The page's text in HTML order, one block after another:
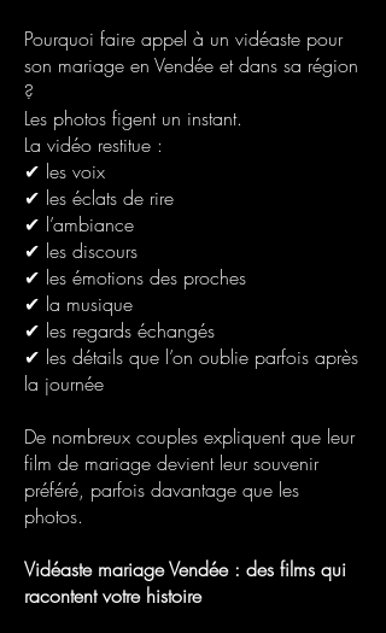
Pourquoi faire appel à un vidéaste pour
son mariage en Vendée et dans sa région
?
Les photos figent un instant.
La vidéo restitue :
✔ les voix
✔ les éclats de rire
✔ l’ambiance
✔ les discours
✔ les émotions des proches
✔ la musique
✔ les regards échangés
✔ les détails que l’on oublie parfois après
la journée
De nombreux couples expliquent que leur
film de mariage devient leur souvenir
préféré, parfois davantage que les
photos.
Vidéaste mariage Vendée : des films qui
racontent votre histoire